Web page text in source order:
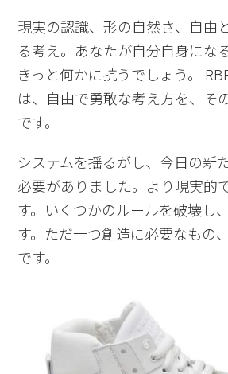
現実の認識、形の自然さ、自由
る考え。あなたが自分自身にな
きっと何かに抗うでしょう。
は、自由で勇敢な考え方を、そ
です。
システムを揺るがし、今日の新
必要がありました。より現実的
す。いくつかのルールを破壊し
す。ただ一つ創造に必要なもの
です。